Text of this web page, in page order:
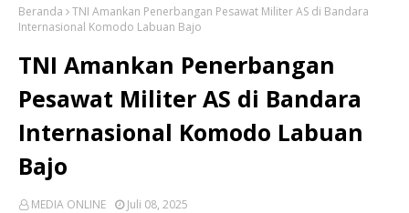
Beranda
TNI Amankan Penerbangan Pesawat Militer AS di Bandara
Internasional Komodo Labuan Bajo
TNI Amankan Penerbangan
Pesawat Militer AS di Bandara
Internasional Komodo Labuan
Bajo
MEDIA ONLINE Juli 08, 2025